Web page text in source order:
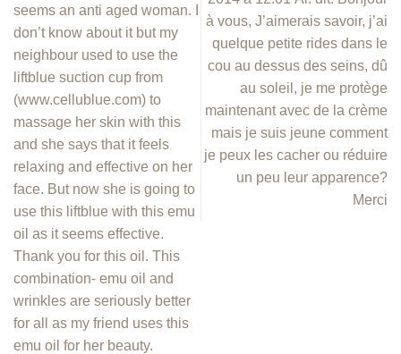
seems an anti aged woman. I
don’t know about it but my
neighbour used to use the
liftblue suction cup from
(www.cellublue.com) to
massage her skin with this
and she says that it feels
relaxing and effective on her
face. But now she is going to
use this liftblue with this emu
oil as it seems effective.
Thank you for this oil. This
combination- emu oil and
wrinkles are seriously better
for all as my friend uses this
emu oil for her beauty.
à vous, J’aimerais savoir, j’ai
quelque petite rides dans le
cou au dessus des seins, dû
au soleil, je me protège
maintenant avec de la crème
mais je suis jeune comment
je peux les cacher ou réduire
un peu leur apparence?
Merci